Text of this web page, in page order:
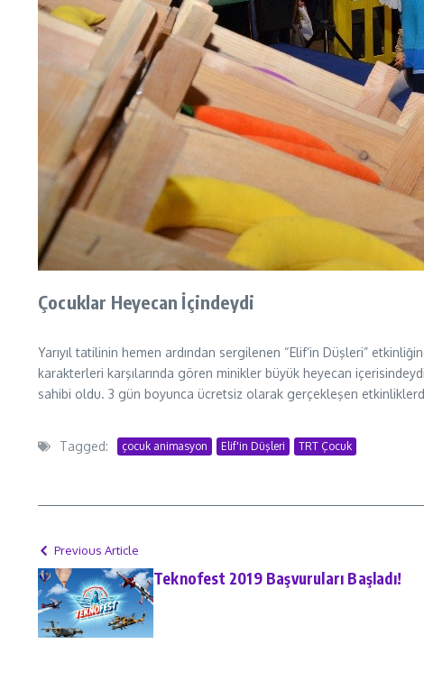
Çocuklar Heyecan İçindeydi
Yarıyıl tatilinin hemen ardından sergilenen “Elif’in Düşleri”
karakterleri karşılarında gören minikler büyük heyecan
sahibi oldu. 3 gün boyunca ücretsiz olarak gerçekleşen
Tagged: çocuk animasyon Elif'in Düşleri TRT Çocuk
Previous Article
Teknofest 2019 Başvuruları Başladı!